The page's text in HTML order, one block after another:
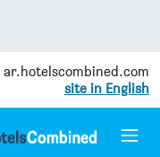
ar.hotelscombined.com
site in English